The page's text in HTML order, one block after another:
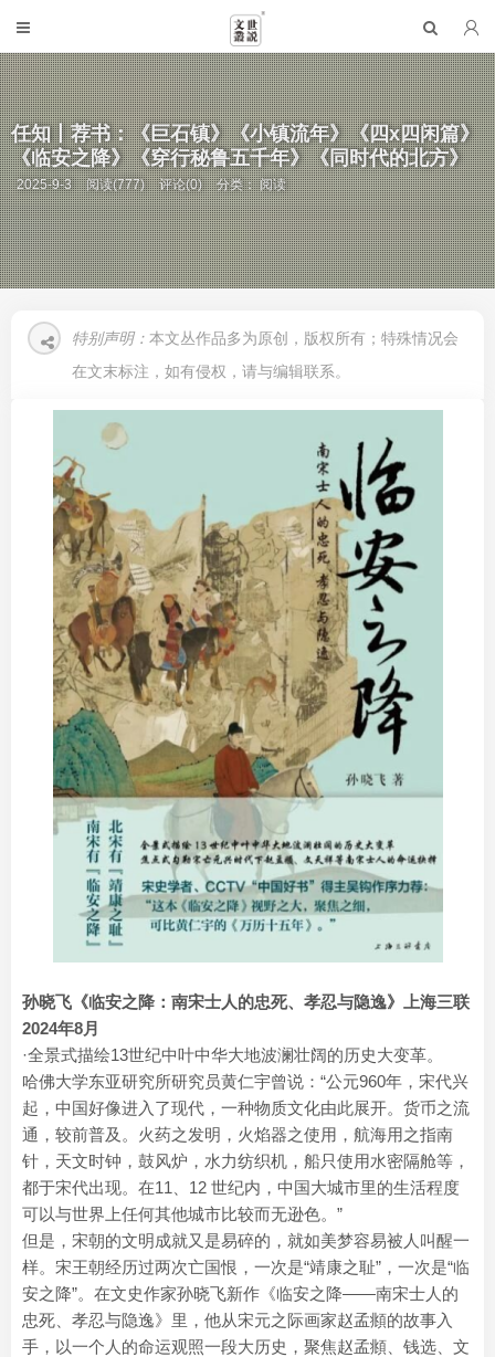
任知丨荐书：《巨石镇》《小镇流年》《四x四闲篇》
《临安之降》《穿行秘鲁五千年》《同时代的北方》
2025-9-3 阅读(777) 评论(0) 分类：阅读
特别声明： 本文丛作品多为原创，版权所有；特殊情况会
在文末标注，如有侵权，请与编辑联系。
孙晓飞《临安之降：南宋士人的忠死、孝忍与隐逸》上海三联
2024年8月
·全景式描绘13世纪中叶中华大地波澜壮阔的历史大变革。
哈佛大学东亚研究所研究员黄仁宇曾说：“公元960年，宋代兴
起，中国好像进入了现代，一种物质文化由此展开。货币之流
通，较前普及。火药之发明，火焰器之使用，航海用之指南
针，天文时钟，鼓风炉，水力纺织机，船只使用水密隔舱等，
都于宋代出现。在11、12 世纪内，中国大城市里的生活程度
可以与世界上任何其他城市比较而无逊色。”
但是，宋朝的文明成就又是易碎的，就如美梦容易被人叫醒一
样。宋王朝经历过两次亡国恨，一次是“靖康之耻”，一次是“临
安之降”。在文史作家孙晓飞新作《临安之降——南宋士人的
忠死、孝忍与隐逸》里，他从宋元之际画家赵孟頫的故事入
手，以一个人的命运观照一段大历史，聚焦赵孟頫、钱选、文